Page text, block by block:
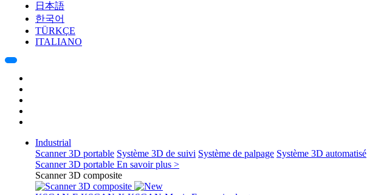
日本語
한국어
TÜRKÇE
ITALIANO
Industrial
Scanner 3D portable Système 3D de suivi Système de palpage Système 3D automatisé
Scanner 3D portable En savoir plus >
Scanner 3D composite